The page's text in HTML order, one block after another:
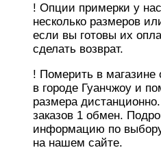
! Опции примерки у нас
несколько размеров
если вы готовы их
сделать возврат.
! Померить в
в городе Гуанчжоу и
размера
заказов 1 обмен.
информацию по
на нашем сайте.